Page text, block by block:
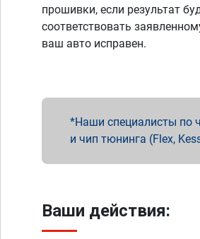
прошивки, если результат
соответствовать
ваш авто исправен.
Наши специалисты по
и чип тюнинга (Flex,
Ваши действия: